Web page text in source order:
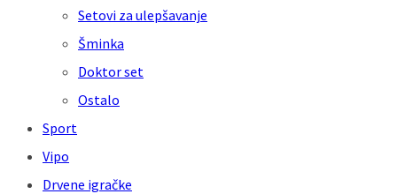
Setovi za ulepšavanje
Šminka
Doktor set
Ostalo
Sport
Vipo
Drvene igračke